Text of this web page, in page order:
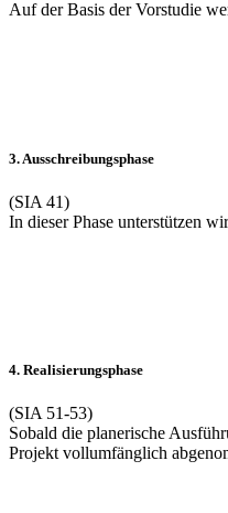
Auf der Basis der Vorstudie
3. Ausschreibungsphase
(SIA 41)
In dieser Phase unterstützen
4. Realisierungsphase
(SIA 51-53)
Sobald die planerische
Projekt vollumfänglich